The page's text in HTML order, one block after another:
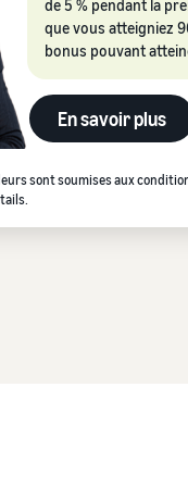
Comment vendre
Vendez des écouteurs
Comment vendre
de 5 % pendant la
que vous atteigniez
bonus pouvant
En savoir plus
sont soumises aux